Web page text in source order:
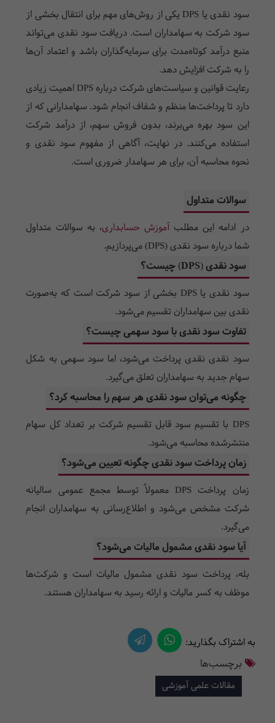
سود نقدی یا DPS یکی از روش‌های مهم برای انتقال بخشی از
سود شرکت به سهامداران است. دریافت سود نقدی می‌تواند
منبع درآمد کوتاه‌مدت برای سرمایه‌گذاران باشد و اعتماد آن‌ها
را به شرکت افزایش دهد.
رعایت قوانین و سیاست‌های شرکت درباره DPS اهمیت زیادی
دارد تا پرداخت‌ها منظم و شفاف انجام شود. سهامدارانی که از
این سود بهره می‌برند، بدون فروش سهم، از درآمد شرکت
استفاده می‌کنند. در نهایت، آگاهی از مفهوم سود نقدی و
نحوه محاسبه آن، برای هر سهامدار ضروری است.
سوالات متداول
در ادامه این مطلب آموزش حسابداری، به سوالات متداول
شما درباره سود نقدی (DPS) می‌پردازیم.
سود نقدی (DPS) چیست؟
سود نقدی یاDPS بخشی از سود شرکت است که به‌صورت
نقدی بین سهامداران تقسیم می‌شود.
تفاوت سود نقدی با سود سهمی چیست؟
سود نقدی نقدی پرداخت می‌شود، اما سود سهمی به شکل
سهام جدید به سهامداران تعلق می‌گیرد.
چگونه می‌توان سود نقدی هر سهم را محاسبه کرد؟
DPS با تقسیم سود قابل تقسیم شرکت بر تعداد کل سهام
منتشرشده محاسبه می‌شود.
زمان پرداخت سود نقدی چگونه تعیین می‌شود؟
زمان پرداخت DPS معمولاً توسط مجمع عمومی سالیانه
شرکت مشخص می‌شود و اطلاع‌رسانی به سهامداران انجام
می‌گیرد.
آیا سود نقدی مشمول مالیات می‌شود؟
بله، پرداخت سود نقدی مشمول مالیات است و شرکت‌ها
موظف به کسر مالیات و ارائه رسید به سهامداران هستند.
به اشتراک بگذارید:
برچسب‌ها
مقالات علمی آموزشی